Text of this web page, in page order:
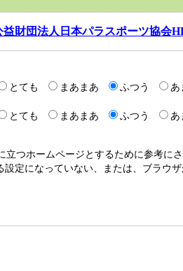
財団法人日本パラスポーツ協会
とても まあまあ ふつう あ
とても まあまあ ふつう あ
つホームページとするために参考に
定になっていない、または、ブラウ